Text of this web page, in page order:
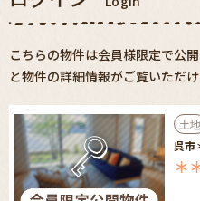
こちらの物件は会員様限定で公
と物件の詳細情報がご覧いただけ
土地
呉市
＊